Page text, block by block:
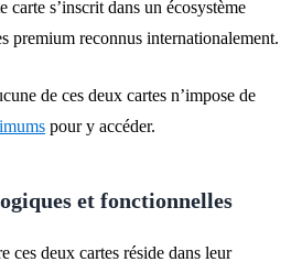
carte s’inscrit dans un écosystème
premium reconnus internationalement.
de ces deux cartes n’impose de
pour y accéder.
et fonctionnelles
ces deux cartes réside dans leur